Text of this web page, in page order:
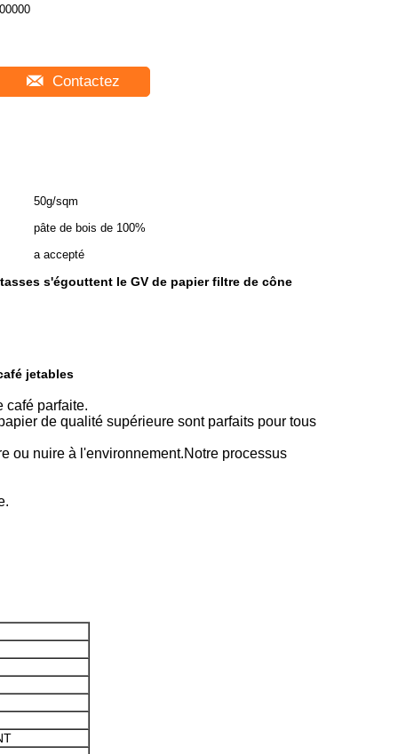
Contactez
50g/sqm
pâte de bois de 100%
a accepté
s'égouttent le GV de papier filtre de cône
jetables
café parfaite.
de qualité supérieure sont parfaits pour tous
ou nuire à l'environnement.Notre processus